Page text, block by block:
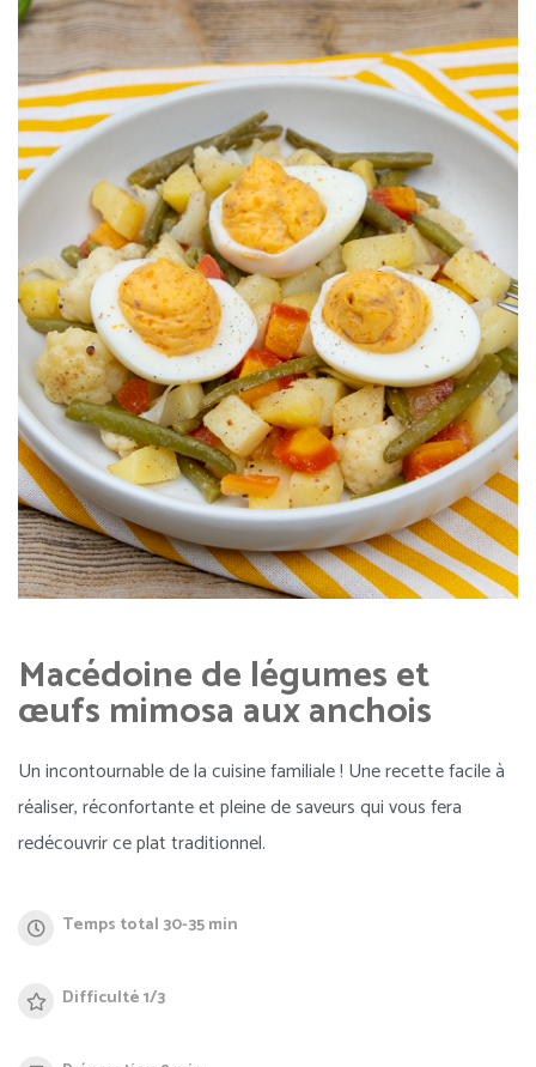
Macédoine de légumes et
œufs mimosa aux anchois
Un incontournable de la cuisine familiale ! Une recette facile à
réaliser, réconfortante et pleine de saveurs qui vous fera
redécouvrir ce plat traditionnel.
Temps total 30-35 min
Difficulté 1/3